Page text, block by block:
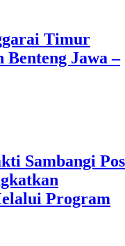
Timur
Benteng Jawa –
Sambangi Pos
Program